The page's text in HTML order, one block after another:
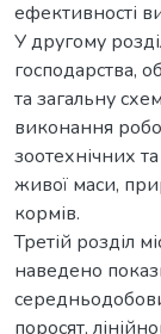
ефективності
У другому
господарства,
та загальну
виконання
зоотехнічних
живої маси,
кормів.
Третій розділ
наведено
поросят,